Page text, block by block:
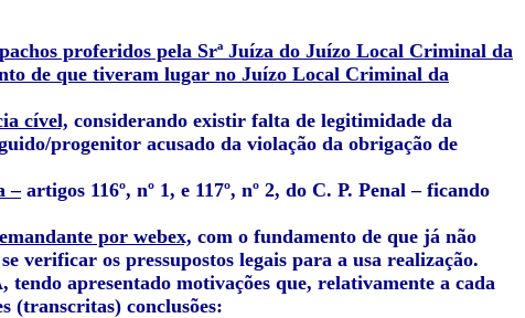
proferidos pela Srª Juíza do Juízo Local Criminal da
de que tiveram lugar no Juízo Local Criminal da
cível, considerando existir falta de legitimidade da
progenitor acusado da violação da obrigação de
–artigos 116º, nº 1, e 117º, nº 2, do C. P. Penal – ficando
por webex, com o fundamento de que já não
verificar os pressupostos legais para a usa realização.
, tendo apresentado motivações que, relativamente a cada
(transcritas) conclusões: